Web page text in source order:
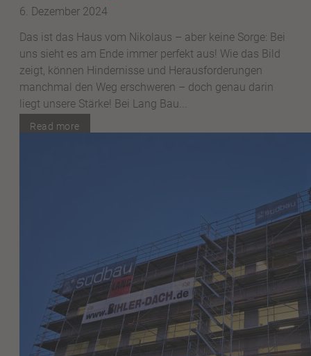
6. Dezember 2024
Das ist das Haus vom Nikolaus – aber keine Sorge: Bei
uns sieht es am Ende immer perfekt aus! Wie das Bild
zeigt, können Hindernisse und Herausforderungen
manchmal den Weg erschweren – doch genau darin
liegt unsere Stärke! Bei Lang Bau...
Read more